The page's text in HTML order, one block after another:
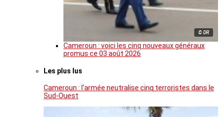
© DR
Cameroun : voici les cinq nouveaux généraux
promus ce 03 août 2026
Les plus lus
Cameroun : l’armée neutralise cinq terroristes dans le
Sud-Ouest